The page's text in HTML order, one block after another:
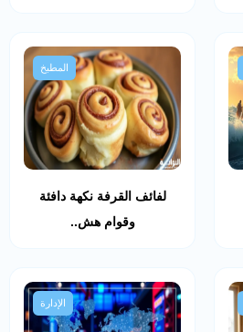
المطبخ
لفائف القرفة نكهة دافئة
وقوام هش..
الإدارة